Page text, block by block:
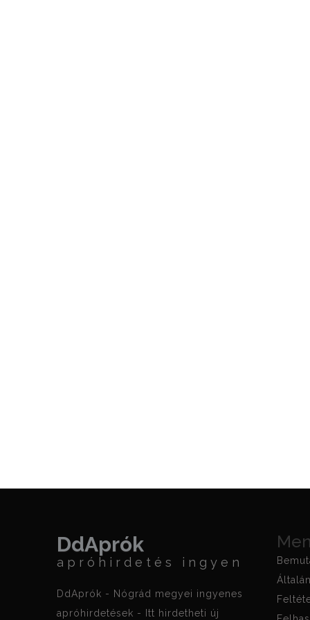
DdAprók
apróhirdetés ingyen
DdAprók - Nógrád megyei ingyenes
apróhirdetések - Itt hirdetheti új